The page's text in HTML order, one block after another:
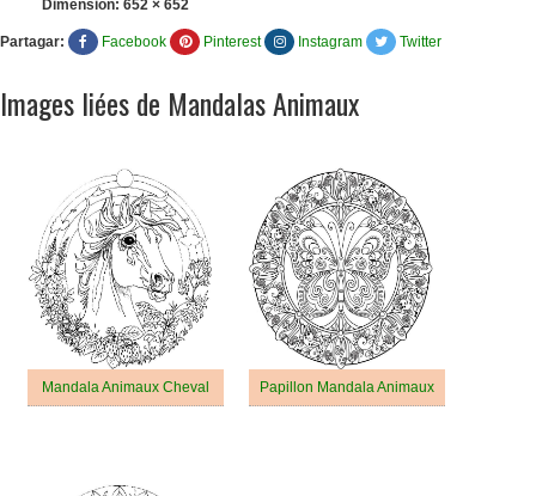
Dimension: 652 × 652
Partagar: Facebook Pinterest Instagram Twitter
Images liées de Mandalas Animaux
Mandala Animaux Cheval Papillon Mandala Animaux